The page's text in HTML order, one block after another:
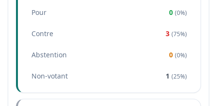
Pour 0 (0%)
Contre 3 (75%)
Abstention 0 (0%)
Non-votant 1 (25%)